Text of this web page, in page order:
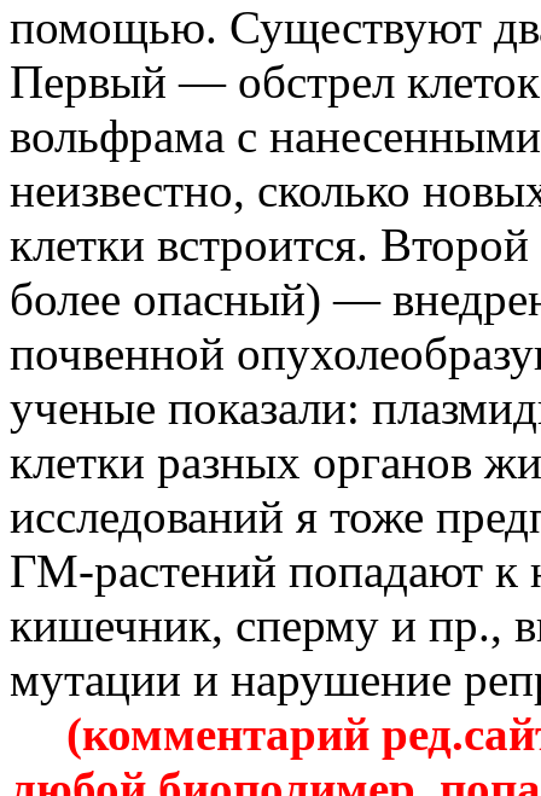
помощью. Существуют
Первый — обстрел
вольфрама с
неизвестно, сколько
клетки встроится. Второй
более опасный) —
почвенной
ученые показали:
клетки разных органов
исследований я тоже
ГМ-растений попадают к
кишечник, сперму и пр.,
мутации и нарушение
(комментарий ред.с